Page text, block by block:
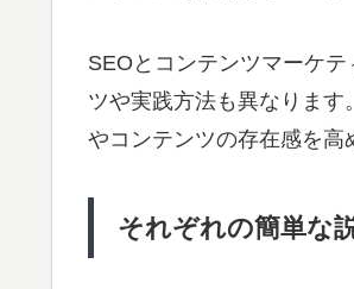
SEOとコンテンツマーケ
ツや実践方法も異なりま
やコンテンツの存在感を高
それぞれの簡単な